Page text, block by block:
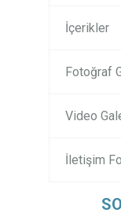
İçerikler
Fotoğraf
Video
İletişim